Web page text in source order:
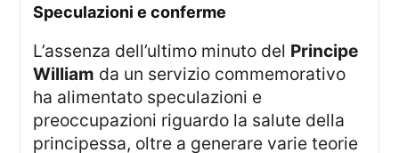
speculazioni e conferme
L’assenza dell’ultimo minuto del Principe
William da un servizio commemorativo
ha alimentato speculazioni e
preoccupazioni riguardo la salute della
principessa, oltre a generare varie teorie